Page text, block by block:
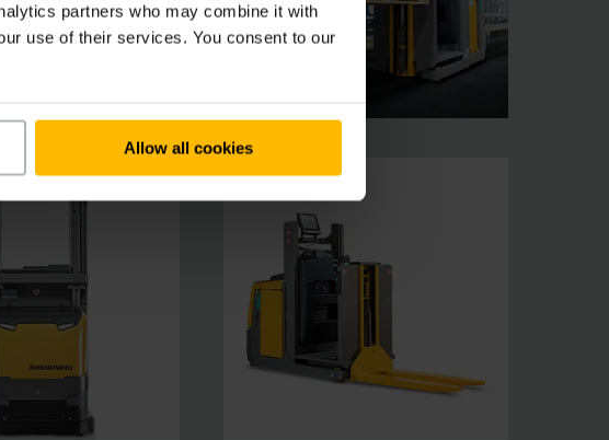
partners who may combine it with
use of their services. You consent to our
Allow all cookies